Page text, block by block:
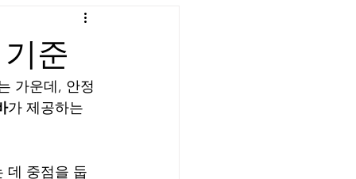
준
가운데, 안정
가 제공하는
데 중점을 둡